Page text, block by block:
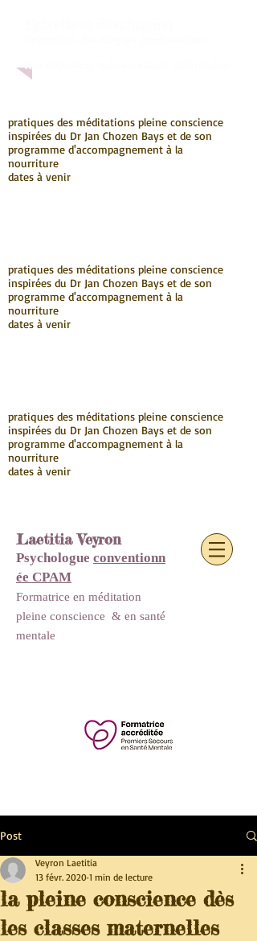
télé-entretien, visio-entretien individualisé
pratiques des méditations pleine conscience
inspirées du Dr Jan Chozen Bays et de son
programme d'accompagnement à la
nourriture
dates à venir
pratiques des méditations pleine conscience
inspirées du Dr Jan Chozen Bays et de son
programme d'accompagnement à la
nourriture
dates à venir
pratiques des méditations pleine conscience
inspirées du Dr Jan Chozen Bays et de son
programme d'accompagnement à la
nourriture
dates à venir
Laetitia Veyron
Psychologue conventionn
ée CPAM
Formatrice en méditation
pleine conscience & en santé
mentale
Post
la pleine conscience dès
les classes maternelles
Veyron Laetitia
13 févr. 2020 1 min de lecture